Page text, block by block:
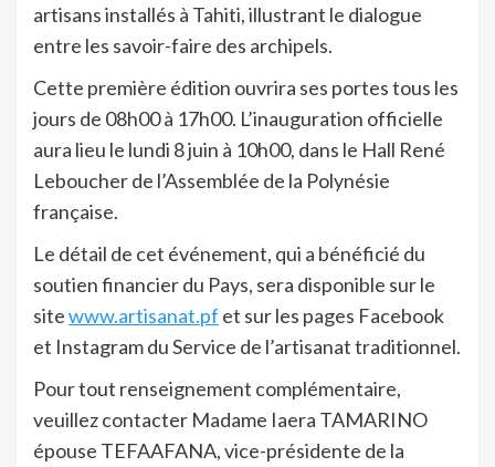
artisans installés à Tahiti, illustrant le dialogue
entre les savoir-faire des archipels.
Cette première édition ouvrira ses portes tous les
jours de 08h00 à 17h00. L’inauguration officielle
aura lieu le lundi 8 juin à 10h00, dans le Hall René
Leboucher de l’Assemblée de la Polynésie
française.
Le détail de cet événement, qui a bénéficié du
soutien financier du Pays, sera disponible sur le
sitewww.artisanat.pf et sur les pages Facebook
et Instagram du Service de l’artisanat traditionnel.
Pour tout renseignement complémentaire,
veuillez contacter Madame Iaera TAMARINO
épouse TEFAAFANA, vice-présidente de la